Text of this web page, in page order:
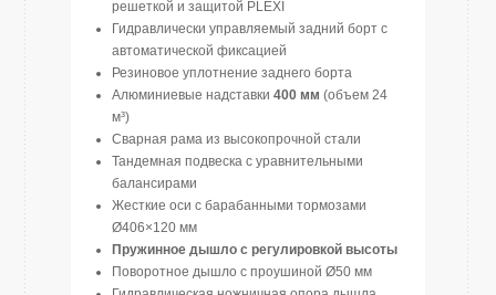
решеткой и защитой PLEXI
Гидравлически управляемый задний борт с
автоматической фиксацией
Резиновое уплотнение заднего борта
Алюминиевые надставки 400 мм (объем 24
м³)
Сварная рама из высокопрочной стали
Тандемная подвеска с уравнительными
балансирами
Жесткие оси с барабанными тормозами
Ø406×120 мм
Пружинное дышло с регулировкой высоты
Поворотное дышло с проушиной Ø50 мм